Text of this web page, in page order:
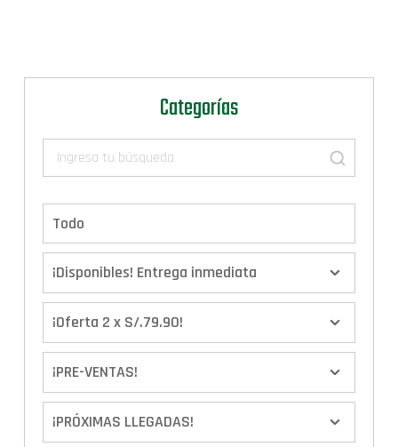
Categorías
Todo
¡Disponibles! Entrega inmediata
¡Oferta 2 x S/.79.90!
¡PRE-VENTAS!
¡PRÓXIMAS LLEGADAS!